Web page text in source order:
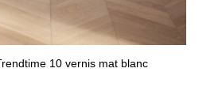
10 vernis mat blanc